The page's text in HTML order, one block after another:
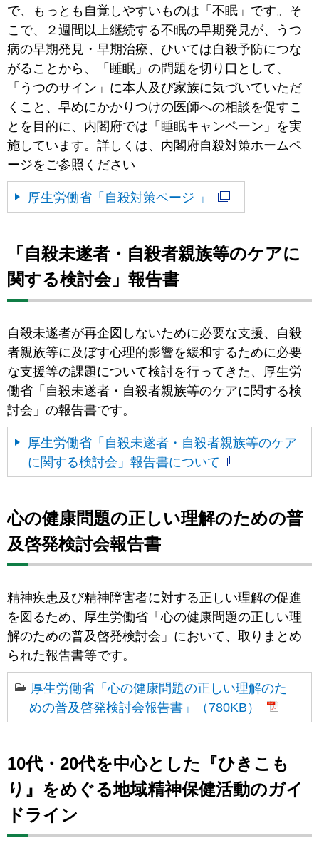
で、もっとも自覚しやすいものは「不眠」です。そ
こで、２週間以上継続する不眠の早期発見が、うつ
病の早期発見・早期治療、ひいては自殺予防につな
がることから、「睡眠」の問題を切り口として、
「うつのサイン」に本人及び家族に気づいていただ
くこと、早めにかかりつけの医師への相談を促すこ
とを目的に、内閣府では「睡眠キャンペーン」を実
施しています。詳しくは、内閣府自殺対策ホームペ
ージをご参照ください
厚生労働省「自殺対策ページ 」
「自殺未遂者・自殺者親族等のケアに
関する検討会」報告書
自殺未遂者が再企図しないために必要な支援、自殺
者親族等に及ぼす心理的影響を緩和するために必要
な支援等の課題について検討を行ってきた、厚生労
働省「自殺未遂者・自殺者親族等のケアに関する検
討会」の報告書です。
厚生労働省「自殺未遂者・自殺者親族等のケア
に関する検討会」報告書について
心の健康問題の正しい理解のための普
及啓発検討会報告書
精神疾患及び精神障害者に対する正しい理解の促進
を図るため、厚生労働省「心の健康問題の正しい理
解のための普及啓発検討会」において、取りまとめ
られた報告書等です。
厚生労働省「心の健康問題の正しい理解のた
めの普及啓発検討会報告書」（780KB）
10代・20代を中心とした『ひきこも
り』をめぐる地域精神保健活動のガイ
ドライン